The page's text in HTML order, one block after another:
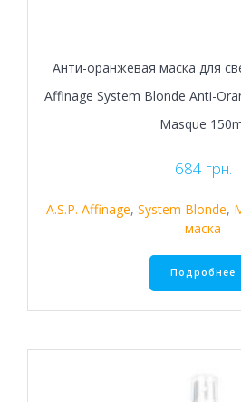
Анти-оранжевая маска для
Affinage System Blonde Anti-
Masque
684 грн.
A.S.P. Affinage, System Blonde,
маска
Подробнее